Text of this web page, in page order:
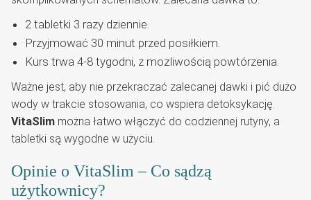
2 tabletki 3 razy dziennie.
Przyjmować 30 minut przed posiłkiem.
Kurs trwa 4-8 tygodni, z możliwością powtórzenia.
Ważne jest, aby nie przekraczać zalecanej dawki i pić dużo
wody w trakcie stosowania, co wspiera detoksykację.
VitaSlim można łatwo włączyć do codziennej rutyny, a
tabletki są wygodne w użyciu.
Opinie o VitaSlim – Co sądzą
użytkownicy?